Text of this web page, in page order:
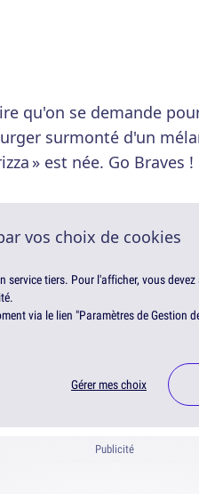
qu'on se demande
surmonté d'un
» est née. Go Braves !
vos choix de cookies
service tiers. Pour l'afficher, vous
via le lien "Paramètres de Gestion
Gérer mes choix
Publicité